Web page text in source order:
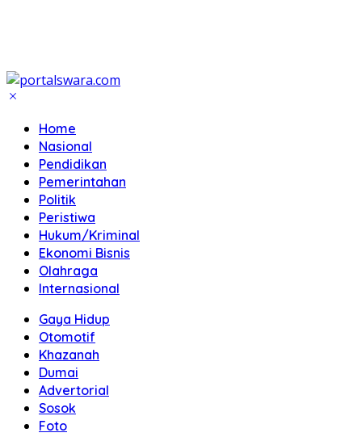
Home
Nasional
Pendidikan
Pemerintahan
Politik
Peristiwa
Hukum/Kriminal
Ekonomi Bisnis
Olahraga
Internasional
Gaya Hidup
Otomotif
Khazanah
Dumai
Advertorial
Sosok
Foto